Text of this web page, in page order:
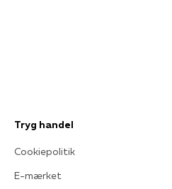
Tryg handel
Cookiepolitik
E-mærket